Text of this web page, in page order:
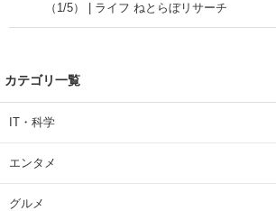
（1/5） | ライフ ねとらぼリサーチ
カテゴリ一覧
IT・科学
エンタメ
グルメ